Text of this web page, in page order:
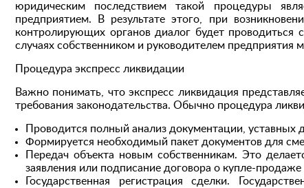
юридическим последствием такой процедуры
предприятием. В результате этого, при
контролирующих органов диалог будет
случаях собственником и руководителем
Процедура экспресс ликвидации
Важно понимать, что экспресс ликвидация
требования законодательства. Обычно процедура
Проводится полный анализ документации, уставных
Формируется необходимый пакет документов для
Передач объекта новым собственникам. Это
заявления или подписание договора о купле-продаже
Государственная регистрация сделки.